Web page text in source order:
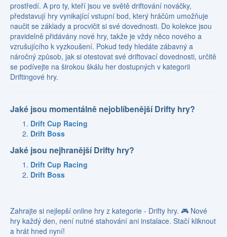
prostředí. A pro ty, kteří jsou ve světě driftování nováčky,
představují hry vynikající vstupní bod, který hráčům umožňuje
naučit se základy a procvičit si své dovednosti. Do kolekce jsou
pravidelně přidávány nové hry, takže je vždy něco nového a
vzrušujícího k vyzkoušení. Pokud tedy hledáte zábavný a
náročný způsob, jak si otestovat své driftovací dovednosti, určitě
se podívejte na širokou škálu her dostupných v kategorii
Driftingové hry.
Jaké jsou momentálně nejoblíbenější Drifty hry?
Drift Cup Racing
Drift Boss
Jaké jsou nejhranější Drifty hry?
Drift Cup Racing
Drift Boss
Zahrajte si nejlepší online hry z kategorie - Drifty hry. 🎮 Nové
hry každý den, není nutné stahování ani instalace. Stačí kliknout
a hrát hned nyní!